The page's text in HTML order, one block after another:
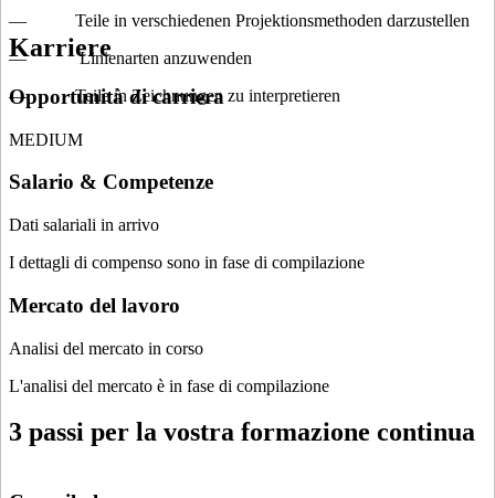
— Teile in verschiedenen Projektionsmethoden darzustellen
— Linienarten anzuwenden
— Teile in Zeichnungen zu interpretieren
Karriere
Opportunità di carriera
MEDIUM
Salario & Competenze
Dati salariali in arrivo
I dettagli di compenso sono in fase di compilazione
Mercato del lavoro
Analisi del mercato in corso
L'analisi del mercato è in fase di compilazione
3 passi per la vostra formazione continua